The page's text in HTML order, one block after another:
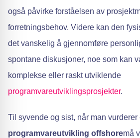
også påvirke forståelsen av
forretningsbehov. Videre kan den
det vanskelig å gjennomføre
spontane diskusjoner, noe som kan
komplekse eller raskt utviklende
programvareutviklingsprosjekter.
Til syvende og sist, når man vurderer
programvareutvikling offshoremå